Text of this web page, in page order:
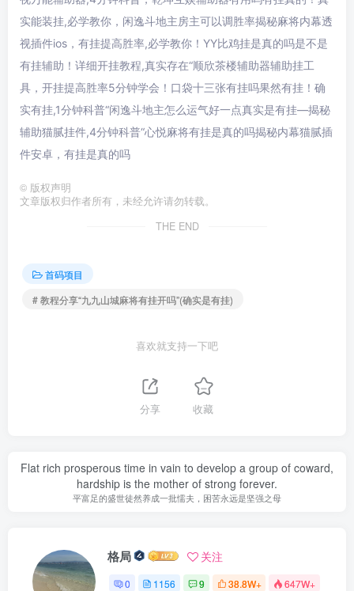
实能装挂,必学教你，闲逸斗地主房主可以调胜率揭秘麻将内幕透
视插件ios，有挂提高胜率,必学教你！YY比鸡挂是真的吗是不是
有挂辅助！详细开挂教程,真实存在“顺欣茶楼辅助器辅助挂工
具，开挂提高胜率5分钟学会！口袋十三张有挂吗果然有挂！确
实有挂,1分钟科普“闲逸斗地主怎么运气好一点真实是有挂—揭秘
辅助猫腻挂件,4分钟科普“心悦麻将有挂是真的吗揭秘内幕猫腻插
件安卓，有挂是真的吗
© 版权声明
文章版权归作者所有，未经允许请勿转载。
THE END
首码项目
# 教程分享“九九山城麻将有挂开吗”(确实是有挂)
喜欢就支持一下吧
分享 收藏
Flat rich prosperous time in vain to develop a group of coward,
hardship is the mother of strong forever.
平富足的盛世徒然养成一批懦夫，困苦永远是坚强之母
格局 关注
0 1156 9 38.8W+ 647W+